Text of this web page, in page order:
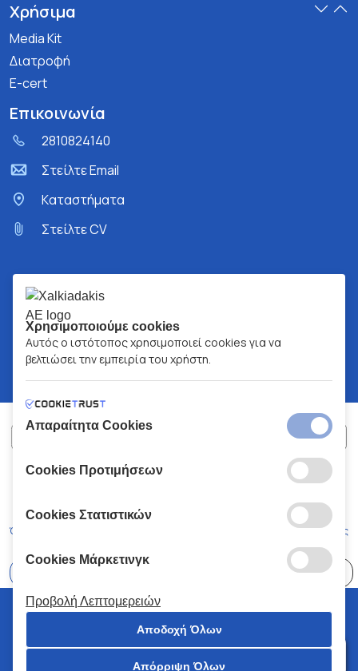
Χρήσιμα
Media Kit
Διατροφή
E-cert
Επικοινωνία
2810824140
Στείλτε Email
Kαταστήματα
Στείλτε CV
ΧΑΛΚΙΑΔΑΚΗΣ Α.Ε.
Όροι και Προϋποθέσεις Κώδικας Δεοντολογίας
© 2026 Χαλκιαδάκης all rights reserved
Χρησιμοποιούμε cookies
Αυτός ο ιστότοπος χρησιμοποιεί cookies για να
βελτιώσει την εμπειρία του χρήστη.
Απαραίτητα Cookies
Cookies Προτιμήσεων
Cookies Στατιστικών
Cookies Μάρκετινγκ
Προβολή Λεπτομερειών
Αποδοχή Όλων
Απόρριψη Όλων